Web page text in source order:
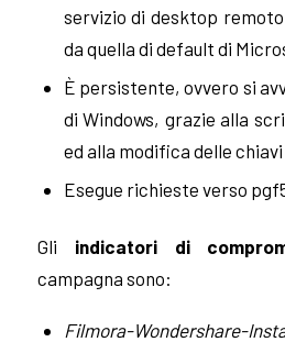
servizio di desktop
da quella di default di
È persistente, ovvero si
di Windows, grazie alla
ed alla modifica delle
Esegue richieste verso
Gli indicatori di
campagna sono:
Filmora-Wondershare-